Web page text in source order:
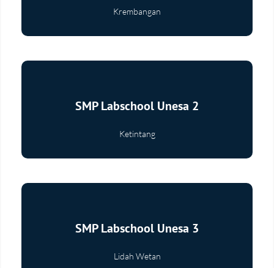
Krembangan
Selengkapnya
SMP Labschool Unesa 2
Ketintang
Selengkapnya
SMP Labschool Unesa 3
Lidah Wetan
Selengkapnya